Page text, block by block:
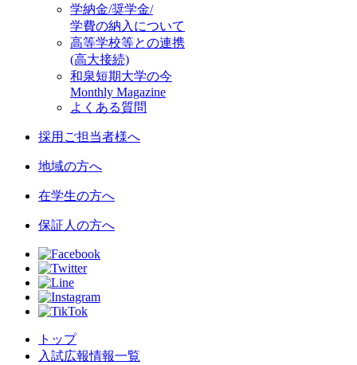
学納金/奨学金/
学費の納入について
高等学校等との連携
(高大接続)
和泉短期大学の今
Monthly Magazine
よくある質問
採用ご担当者様へ
地域の方へ
在学生の方へ
保証人の方へ
トップ
入試広報情報一覧